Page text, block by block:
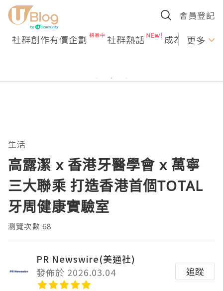
會員登記
社群創作有價企劃 社群熱話 成為U更多
生活
高露潔 x 香港牙醫學會 x 萬寧
三大聯乘 打造香港首個TOTAL
牙周健康實驗室
瀏覽次數:68
PR Newswire(美通社)
發佈於 2026.03.04
追蹤